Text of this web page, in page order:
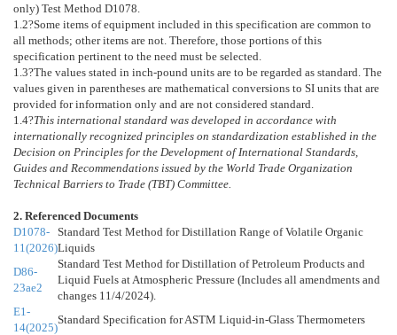
only) Test Method D1078
1.2?Some items of equipment included in this specification are common to
all methods; other items are not. Therefore, those portions of this
specification pertinent to the need must be selected.
1.3?The values stated in inch-pound units are to be regarded as standard. The
values given in parentheses are mathematical conversions to SI units that are
provided for information only and are not considered standard.
1.4?This international standard was developed in accordance with
internationally recognized principles on standardization established in the
Decision on Principles for the Development of International Standards,
Guides and Recommendations issued by the World Trade Organization
Technical Barriers to Trade (TBT) Committee.
2. Referenced Documents
D1078-
11(2026)
Standard Test Method for Distillation Range of Volatile Organic
Liquids
D86-
23ae2
Standard Test Method for Distillation of Petroleum Products and
Liquid Fuels at Atmospheric Pressure (Includes all amendments and
changes 11/4/2024).
E1-
14(2025)
Standard Specification for ASTM Liquid-in-Glass Thermometers